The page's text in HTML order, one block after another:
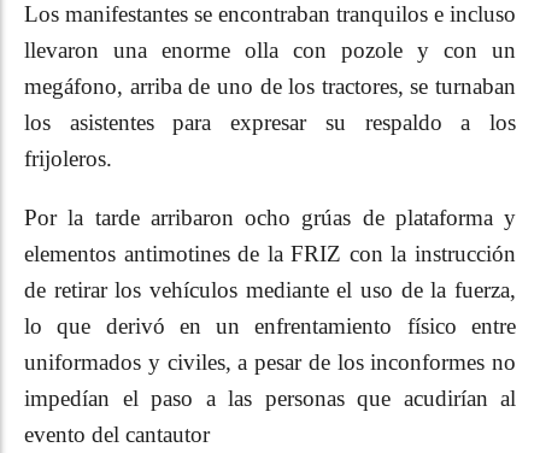
Los manifestantes se encontraban tranquilos e incluso
llevaron una enorme olla con pozole y con un
megáfono, arriba de uno de los tractores, se turnaban
los asistentes para expresar su respaldo a los
frijoleros.
Por la tarde arribaron ocho grúas de plataforma y
elementos antimotines de la FRIZ con la instrucción
de retirar los vehículos mediante el uso de la fuerza,
lo que derivó en un enfrentamiento físico entre
uniformados y civiles, a pesar de los inconformes no
impedían el paso a las personas que acudirían al
evento del cantautor